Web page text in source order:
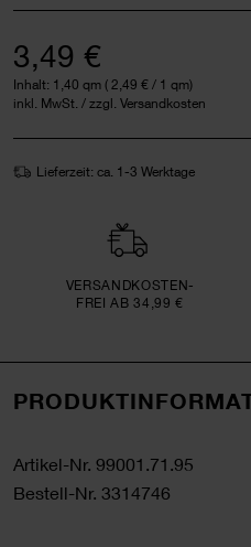
3,49 €
Inhalt: 1,40 qm ( 2,49 € / 1 qm)
inkl. MwSt. / zzgl. Versandkosten
Lieferzeit: ca. 1-3 Werktage
VERSAND­KOSTEN­
FREI AB 34,99 €
Artikel-Nr. 99001.71.95
Bestell-Nr. 3314746